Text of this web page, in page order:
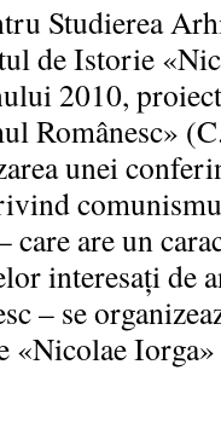
Studierea
de Istorie
2010,
Românesc»
unei
care are un
interesaţi de
– se